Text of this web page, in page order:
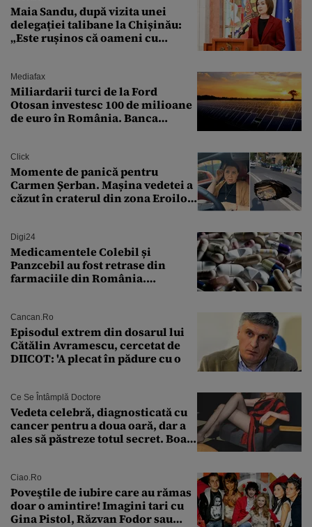
Maia Sandu, după vizita unei
delegației talibane la Chișinău:
„Este rușinos că oameni cu
Mediafax
Miliardarii turci de la Ford
Otosan investesc 100 de milioane
de euro în România. Banca
Click
Momente de panică pentru
Carmen Șerban. Mașina vedetei a
căzut în craterul din zona Eroilor:
Digi24
Medicamentele Colebil și
Panzcebil au fost retrase din
farmaciile din România.
Cancan.ro
Episodul extrem din dosarul lui
Cătălin Avramescu, cercetat de
DIICOT: 'A plecat în pădure cu o
Ce Se Întâmplă Doctore
Vedeta celebră, diagnosticată cu
cancer pentru a doua oară, dar a
ales să păstreze totul secret. Boala
Ciao.ro
Poveştile de iubire care au rămas
doar o amintire! Imagini tari cu
Gina Pistol, Răzvan Fodor sau